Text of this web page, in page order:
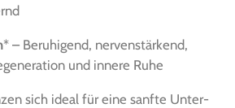
* – Beru­hi­gend, ner­ven­stär­kend,
und inne­re Ruhe
sich ide­al für eine sanf­te Unter­